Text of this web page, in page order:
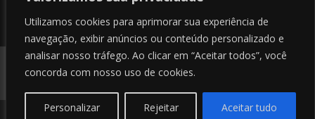
Utilizamos cookies para aprimorar sua experiência de
navegação, exibir anúncios ou conteúdo personalizado e
analisar nosso tráfego. Ao clicar em “Aceitar todos”, você
concorda com nosso uso de cookies.
Personalizar Rejeitar Aceitar tudo
Sobre nós